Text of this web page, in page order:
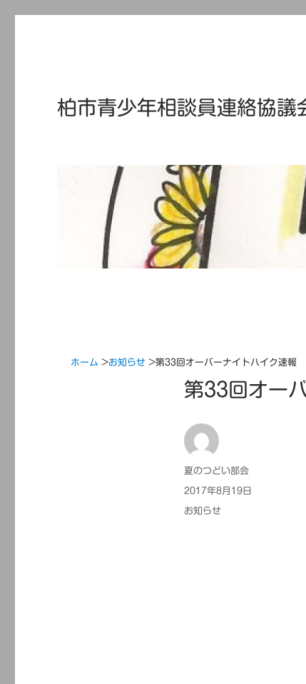
柏市青少年相談員連絡協議
ホーム >お知らせ >第33回オーバーナイトハイク速報
第33回オー
投
稿
夏のつどい部会
投
稿
2017年8月19日
カ
お知らせ